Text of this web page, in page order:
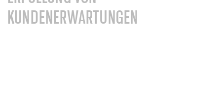
KUNDENERWARTUNGEN